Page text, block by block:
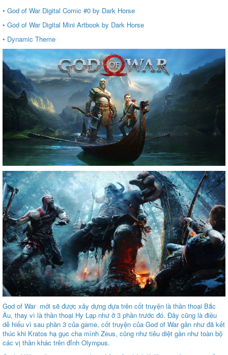
• God of War Digital Comic #0 by Dark Horse
• God of War Digital Mini Artbook by Dark Horse
• Dynamic Theme
God of War mới sẽ được xây dựng dựa trên cốt truyện là thần thoại Bắc
Âu, thay vì là thần thoại Hy Lạp như ở 3 phần trước đó. Đây cũng là điều
dễ hiểu vì sau phần 3 của game, cốt truyện của God of War gần như đã kết
thúc khi Kratos hạ gục cha mình Zeus, cũng như tiêu diệt gần như toàn bộ
các vị thần khác trên đỉnh Olympus.